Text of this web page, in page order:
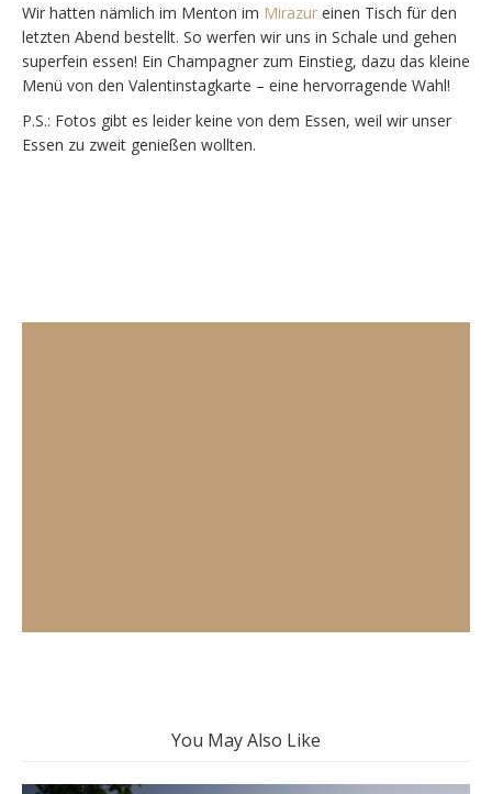
Wir hatten nämlich im Menton im Mirazur einen Tisch für den
letzten Abend bestellt. So werfen wir uns in Schale und gehen
superfein essen! Ein Champagner zum Einstieg, dazu das kleine
Menü von den Valentinstagkarte – eine hervorragende Wahl!
P.S.: Fotos gibt es leider keine von dem Essen, weil wir unser
Essen zu zweit genießen wollten.
You May Also Like